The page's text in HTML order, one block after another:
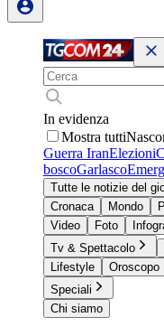
In evidenza
Mostra tutti
Guerra IranElezioni
boscoGarlasco
Tutte le notizie del
Cronaca
Mondo
Video
Foto
Tv & Spettacolo
Lifestyle
Oroscopo
Speciali
Chi siamo